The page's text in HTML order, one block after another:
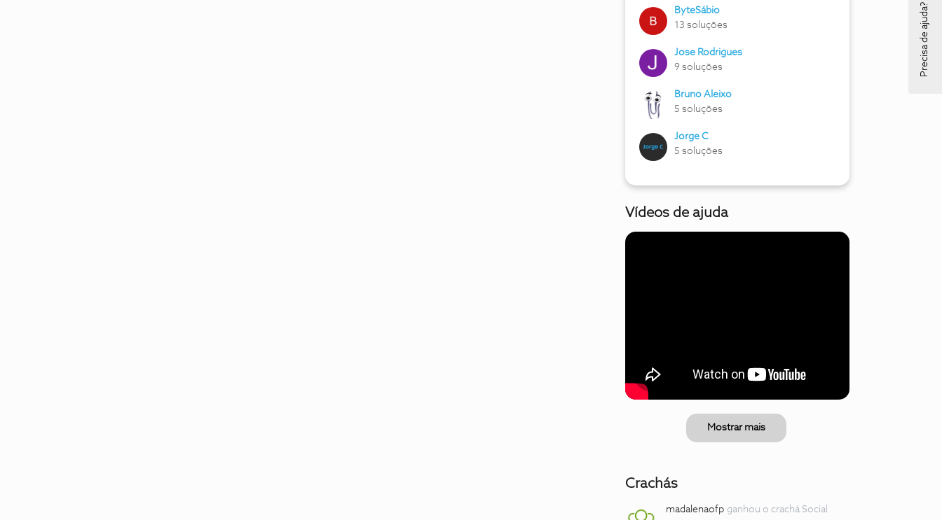
ByteSábio
13 soluções
Jose Rodrigues
9 soluções
Bruno Aleixo
5 soluções
Jorge C
5 soluções
Vídeos de ajuda
Mostrar mais
Crachás
madalenaofp ganhou o crachá Social
Precisa de ajuda?